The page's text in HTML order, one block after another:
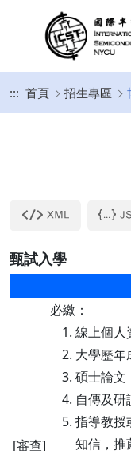
::: 首頁 招生專區
甄試入學
[審查]
必繳：
線上個人
大學歷年
碩士論文
自傳及研
指導教授
知信，推